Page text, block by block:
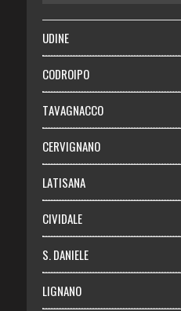
SALUTE
Necrologie
Chi siamo
Abbonati
Login
UDINE
CODROIPO
TAVAGNACCO
CERVIGNANO
LATISANA
CIVIDALE
S. DANIELE
LIGNANO